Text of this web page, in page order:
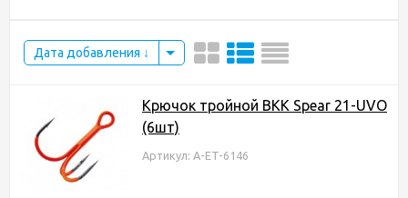
Дата добавления
Крючок тройной BKK Spear 21-UVO
(6шт)
Артикул: A-ET-6146